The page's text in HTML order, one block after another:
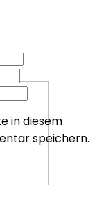
in diesem
speichern.